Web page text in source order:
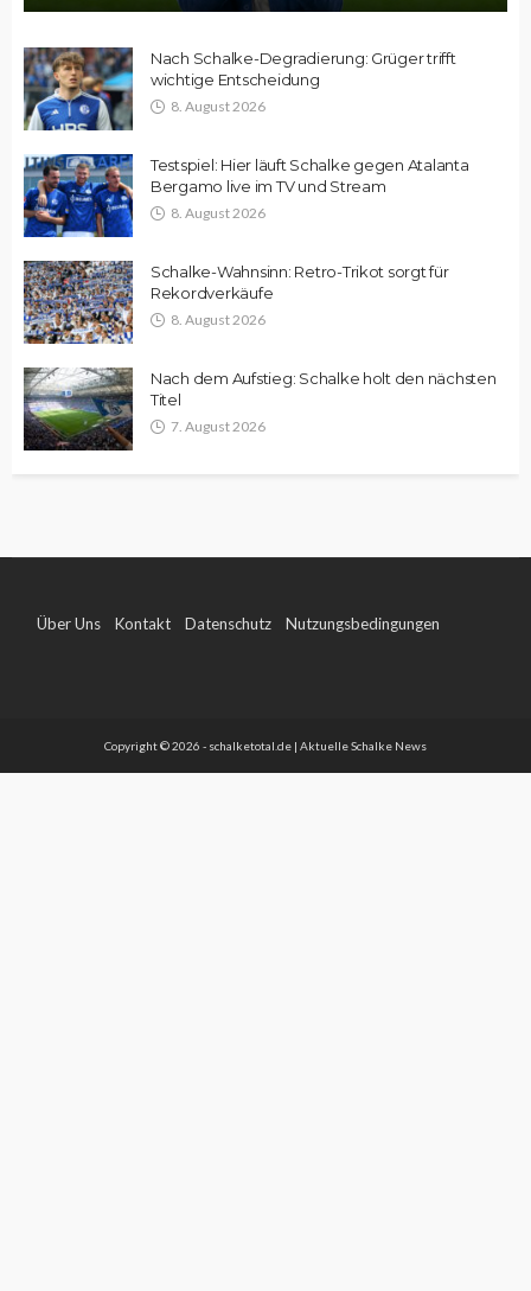
Nach Schalke-Degradierung: Grüger trifft
wichtige Entscheidung
8. August 2026
Testspiel: Hier läuft Schalke gegen Atalanta
Bergamo live im TV und Stream
8. August 2026
Schalke-Wahnsinn: Retro-Trikot sorgt für
Rekordverkäufe
8. August 2026
Nach dem Aufstieg: Schalke holt den nächsten
Titel
7. August 2026
Über Uns Kontakt Datenschutz Nutzungsbedingungen
Copyright © 2026 - schalketotal.de | Aktuelle Schalke News